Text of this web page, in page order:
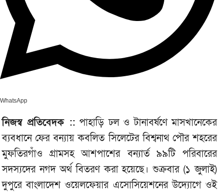
WhatsApp
নিজস্ব প্রতিবেদক :: পাহাড়ি ঢল ও টানাবর্ষণে মাসখানেকের
ব্যবধানে ফের বন্যায় কবলিত সিলেটের বিশ্বনাথ পৌর শহরের
মুফতিরগাঁও গ্রামসহ আশপাশের বন্যার্ত ৯৯টি পরিবারের
সদস্যদের নগদ অর্থ বিতরণ করা হয়েছে। শুক্রবার (১ জুলাই)
দুপুরে বাংলাদেশ ওয়েলফেয়ার এসোসিয়েশনের উদ্যোগে ওই